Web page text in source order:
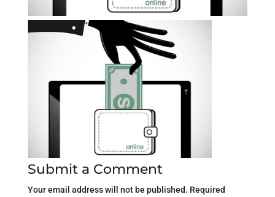
Submit a Comment
Your email address will not be published. Required